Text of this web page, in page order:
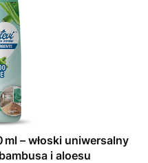
– włoski uniwersalny
i aloesu